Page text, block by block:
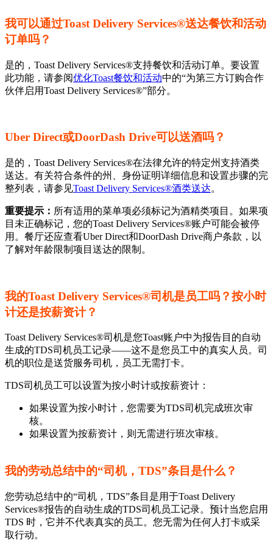
我可以通过Toast Delivery Services®送达餐饮和活动
订单吗？
是的，Toast Delivery Services®支持餐饮和活动订单。要设置
此功能，请参阅优化Toast餐饮和活动中的“为第三方订购合作
伙伴启用Toast Delivery Services®”部分。
Uber Direct或DoorDash Drive可以送酒吗？
是的，Toast Delivery Services®在法律允许的特定州支持酒类
送达。有关符合条件的州、身份证明详细信息和设置步骤的完
整列表，请参见Toast Delivery Services®酒类送达。
重要提示： 所有适用的菜单项必须标记为酒精类项目。如果项
目未正确标记，您的Toast Delivery Services®账户可能会被停
用。餐厅还应查看Uber Direct和DoorDash Drive商户条款，以
了解对年龄限制项目送达的限制。
我的Toast Delivery Services®司机是员工吗？按小时
计还是按薪资计？
Toast Delivery Services®司机是您Toast账户中为报告目的自动
生成的TDS司机员工记录——这不是您员工中的真实人员。司
机的职位是送货服务司机，员工无需打卡。
TDS司机员工可以设置为按小时计或按薪资计：
如果设置为按小时计，您需要为TDS司机完成班次审
核。
如果设置为按薪资计，则无需进行班次审核。
我的劳动总结中的“司机，TDS”条目是什么？
您劳动总结中的“司机，TDS”条目是用于Toast Delivery
Services®报告的自动生成的TDS司机员工记录。预计当您启用
TDS 时，它并不代表真实的员工。您无需为任何人打卡或采
取行动。